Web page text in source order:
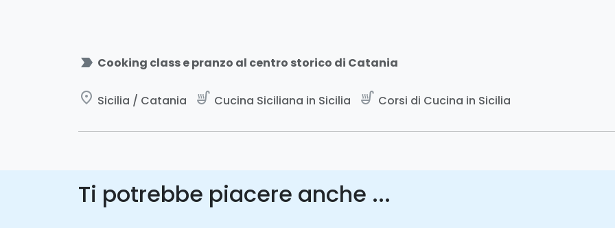
label_important Cooking class e pranzo al centro storico di Catania
place Sicilia / Catania soup_kitchen Cucina Siciliana in Sicilia soup_kitchen Corsi di Cucina in Sicilia
Ti potrebbe piacere anche ...